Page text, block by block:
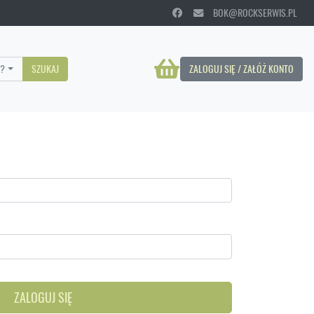
BOK@ROCKSERWIS.PL
ZALOGUJ SIĘ / ZAŁÓŻ KONTO
SZUKAJ
ZALOGUJ SIĘ